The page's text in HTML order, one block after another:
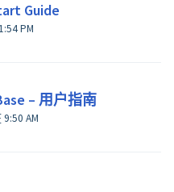
Guide
修改于 星期四, 7 九月, 2023 在 1:54 PM
– 用户指南
修改于 星期一, 25 三月, 2024 在 9:50 AM